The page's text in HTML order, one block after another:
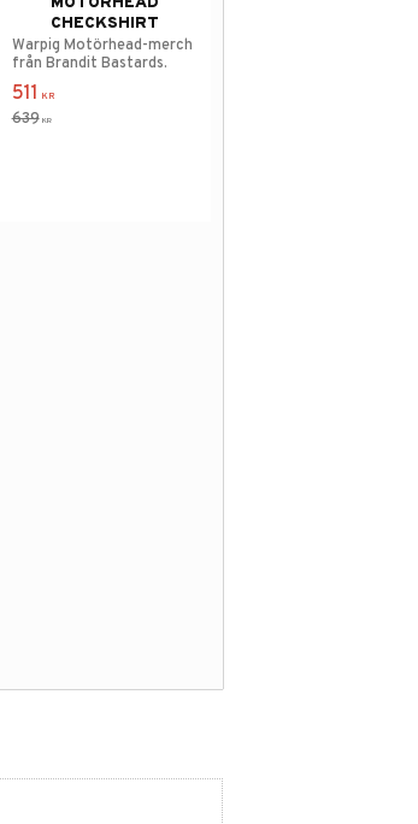
CHECKSHIRT
Warpig Motörhead-merch
från Brandit Bastards.
511 KR
639KR